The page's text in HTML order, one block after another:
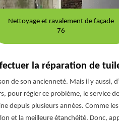
Réparation fuite de toiture 76 Seine-
Maritime
la réparation de
de son ancienneté. Mais il y
pour régler ce problème, le service
depuis plusieurs années. Comme
et la meilleure étanchéité. Donc,